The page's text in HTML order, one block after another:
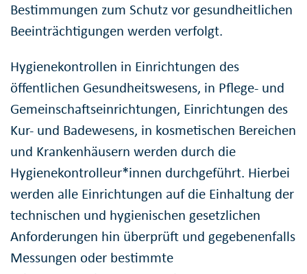
Bestimmungen zum Schutz vor gesundheitlichen
Beeinträchtigungen werden verfolgt.
Hygienekontrollen in Einrichtungen des
öffentlichen Gesundheitswesens, in Pflege- und
Gemeinschaftseinrichtungen, Einrichtungen des
Kur- und Badewesens, in kosmetischen Bereichen
und Krankenhäusern werden durch die
Hygienekontrolleur*innen durchgeführt. Hierbei
werden alle Einrichtungen auf die Einhaltung der
technischen und hygienischen gesetzlichen
Anforderungen hin überprüft und gegebenenfalls
Messungen oder bestimmte